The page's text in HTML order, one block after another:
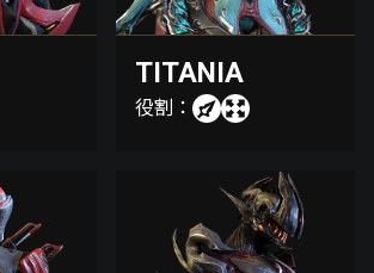
TITANIA
役割：